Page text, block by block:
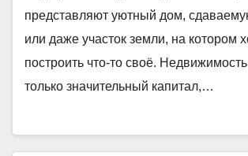
представляют уютный дом,
или даже участок земли, на котором
построить что-то своё.
только значительный капитал,…